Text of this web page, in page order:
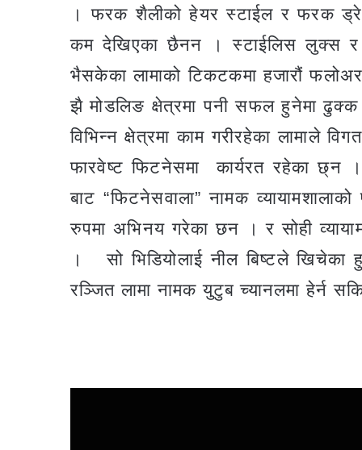
। फरक शैलीको हेयर स्टाईल र फरक
कम देखिएका छैनन । स्टाईलिस लुक्स र
भैसकेका लामाको टिकटकमा हजारौं
झै मोडलिङ क्षेत्रमा पनी सफल हुनेमा
विभिन्न क्षेत्रमा काम गरीरहेका लामाले
फारवेष्ट फिटनेसमा कार्यरत रहेका छ्न
बाट “फिटनेसवाला” नामक
रुपमा अभिनय गरेका छन । र सोही
। सो भिडियोलाई नील बिष्टले
रञ्जित लामा नामक युटुब च्यानलमा हेर्न